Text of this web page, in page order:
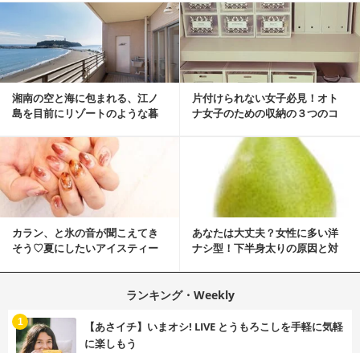
湘南の空と海に包まれる、江ノ
島を目前にリゾートのような暮
片付けられない女子必見！オト
ナ女子のための収納の３つのコ
カラン、と氷の音が聞こえてき
そう♡夏にしたいアイスティー
あなたは大丈夫？女性に多い洋
ナシ型！下半身太りの原因と対
ランキング・Weekly
【あさイチ】いまオシ! LIVE とうもろこしを手軽に気軽
に楽しもう
1